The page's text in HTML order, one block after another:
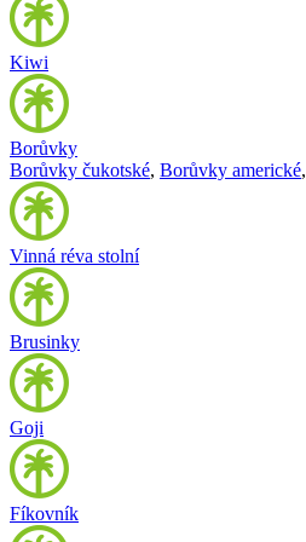
Kiwi
Borůvky
Borůvky čukotské, Borůvky americké,
Vinná réva stolní
Brusinky
Goji
Fíkovník